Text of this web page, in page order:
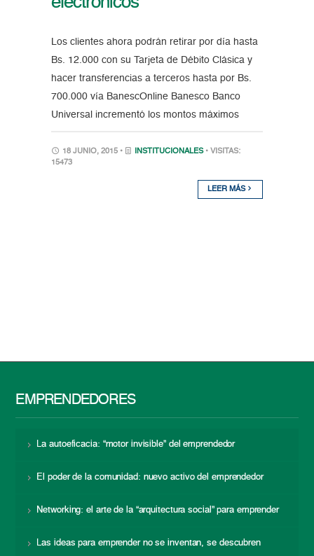
Los clientes ahora podrán retirar por día hasta
Bs. 12.000 con su Tarjeta de Débito Clásica y
hacer transferencias a terceros hasta por Bs.
700.000 vía BanescOnline Banesco Banco
Universal incrementó los montos máximos
18 JUNIO, 2015 • INSTITUCIONALES • VISITAS:
15473
LEER MÁS
EMPRENDEDORES
La autoeficacia: “motor invisible” del emprendedor
El poder de la comunidad: nuevo activo del emprendedor
Networking: el arte de la “arquitectura social” para emprender
Las ideas para emprender no se inventan, se descubren